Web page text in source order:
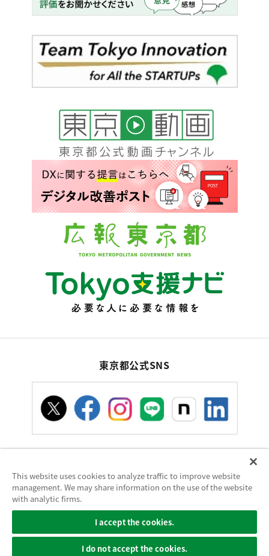
東京都公式SNS
お問い合わせサイトポリシー使い方ヘルプ
サイトマップ
東京都庁：〒163-8001 東京都新宿区西新宿2-8-1 電話：03-5321-1111（代
Copyright (C) Tokyo Metropolitan Government. All Rights Reserved.
This website uses cookies to analyze traffic to improve website
management. We may share information on the use of the website
with analytic firms.
I accept the cookies.
I do not accept the cookies.